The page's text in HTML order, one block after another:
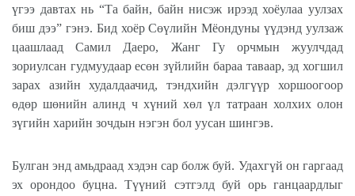
үгээ давтах нь “Та байн, байн нисэж ирээд хоёулаа уулзах
биш дээ” гэнэ. Бид хоёр Сөүлийн Мёондуны үүдэнд уулзаж
цаашлаад Самил Даеро, Жанг Гу орчмын жуулчдад
зориулсан гудмуудаар есөн зүйлийн бараа таваар, эд хогшил
зарах азийн худалдаачид, тэндхийн дэлгүүр хоршоогоор
өдөр шөнийн алинд ч хүний хөл үл татраан холхих олон
зүгийн харийн зочдын нэгэн бол уусан шингэв.
Булган энд амьдраад хэдэн сар болж буй. Удахгүй он гаргаад
эх орондоо буцна. Түүний сэтгэлд буй орь ганцаардлыг